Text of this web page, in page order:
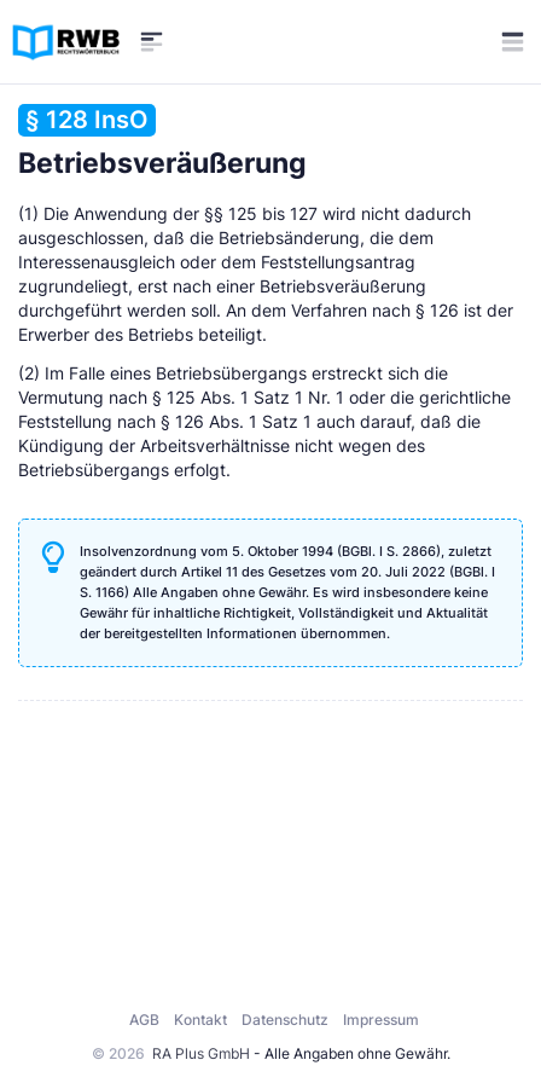
§ 128 InsO
Betriebsveräußerung
(1) Die Anwendung der §§ 125 bis 127 wird nicht dadurch
ausgeschlossen, daß die Betriebsänderung, die dem
Interessenausgleich oder dem Feststellungsantrag
zugrundeliegt, erst nach einer Betriebsveräußerung
durchgeführt werden soll. An dem Verfahren nach § 126 ist der
Erwerber des Betriebs beteiligt.
(2) Im Falle eines Betriebsübergangs erstreckt sich die
Vermutung nach § 125 Abs. 1 Satz 1 Nr. 1 oder die gerichtliche
Feststellung nach § 126 Abs. 1 Satz 1 auch darauf, daß die
Kündigung der Arbeitsverhältnisse nicht wegen des
Betriebsübergangs erfolgt.
Insolvenzordnung vom 5. Oktober 1994 (BGBl. I S. 2866), zuletzt
geändert durch Artikel 11 des Gesetzes vom 20. Juli 2022 (BGBl. I
S. 1166) Alle Angaben ohne Gewähr. Es wird insbesondere keine
Gewähr für inhaltliche Richtigkeit, Vollständigkeit und Aktualität
der bereitgestellten Informationen übernommen.
© 2026 RA Plus GmbH - Alle Angaben ohne Gewähr.
AGB Kontakt Datenschutz Impressum